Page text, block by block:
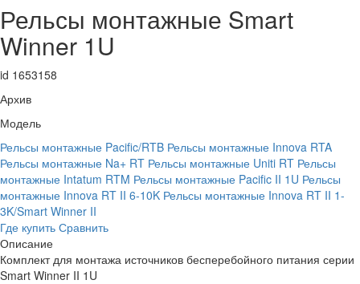
Рельсы монтажные Smart
Winner 1U
id 1653158
Архив
Модель
Рельсы монтажные Pacific/RTB Рельсы монтажные Innova RTA
Рельсы монтажные Na+ RT Рельсы монтажные Uniti RT Рельсы
монтажные Intatum RTM Рельсы монтажные Pacific II 1U Рельсы
монтажные Innova RT II 6-10K Рельсы монтажные Innova RT II 1-
3K/Smart Winner II
Где купить Сравнить
Описание
Комплект для монтажа источников бесперебойного питания серии
Smart Winner II 1U